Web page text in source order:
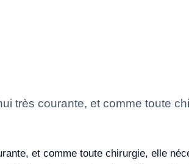
très courante, et comme toute
et comme toute chirurgie, elle